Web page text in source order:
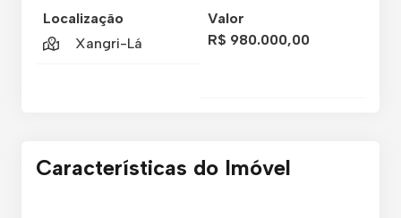
Localização
Xangri-Lá
Valor
R$ 980.000,00
Características do Imóvel